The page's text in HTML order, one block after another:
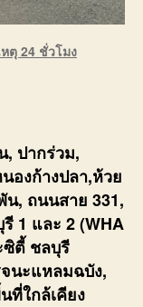
ตุ 24 ชั่วโมง
, ปากร่วม,
องก้างปลา,ห้วย
น, ถนนสาย 331,
1 และ 2 (WHA
ซิตี้ ชลบุรี
นะแหลมฉบัง,
ที่ใกล้เคียง